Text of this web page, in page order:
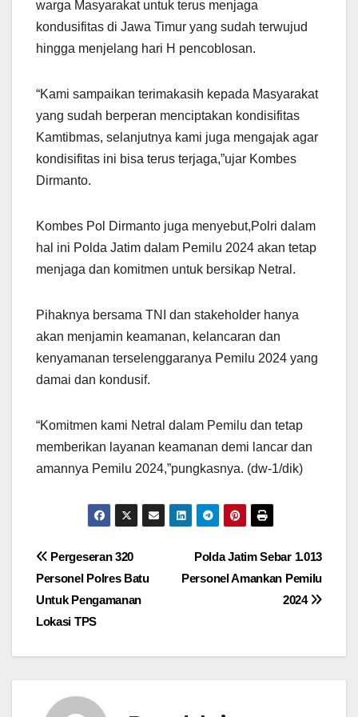
warga Masyarakat untuk terus menjaga
kondusifitas di Jawa Timur yang sudah terwujud
hingga menjelang hari H pencoblosan.
“Kami sampaikan terimakasih kepada Masyarakat
yang sudah berperan menciptakan kondisifitas
Kamtibmas, selanjutnya kami juga mengajak agar
kondisifitas ini bisa terus terjaga,”ujar Kombes
Dirmanto.
Kombes Pol Dirmanto juga menyebut,Polri dalam
hal ini Polda Jatim dalam Pemilu 2024 akan tetap
menjaga dan komitmen untuk bersikap Netral.
Pihaknya bersama TNI dan stakeholder hanya
akan menjamin keamanan, kelancaran dan
kenyamanan terselenggaranya Pemilu 2024 yang
damai dan kondusif.
“Komitmen kami Netral dalam Pemilu dan tetap
memberikan layanan keamanan demi lancar dan
amannya Pemilu 2024,”pungkasnya. (dw-1/dik)
Navigasi
pos
Polda Jatim Sebar 1.013
Personel Amankan Pemilu
2024
Pergeseran 320
Personel Polres Batu
Untuk Pengamanan
Lokasi TPS